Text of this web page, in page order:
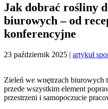
Jak dobrać rośliny
biurowych – od
konferencyjne
23 październik 2025 | artykuł
Zieleń we wnętrzach biurowych
przede wszystkim element
przestrzeni i samopoczucie